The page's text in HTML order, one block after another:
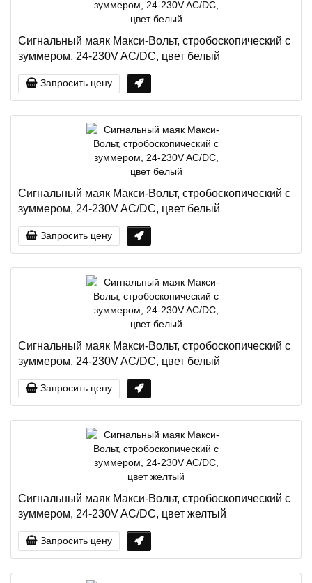
Сигнальный маяк Макси-Вольт, стробоскопический с
зуммером, 24-230V AC/DC, цвет белый
Запросить цену
Сигнальный маяк Макси-Вольт, стробоскопический с
зуммером, 24-230V AC/DC, цвет белый
Запросить цену
Сигнальный маяк Макси-Вольт, стробоскопический с
зуммером, 24-230V AC/DC, цвет белый
Запросить цену
Сигнальный маяк Макси-Вольт, стробоскопический с
зуммером, 24-230V AC/DC, цвет желтый
Запросить цену